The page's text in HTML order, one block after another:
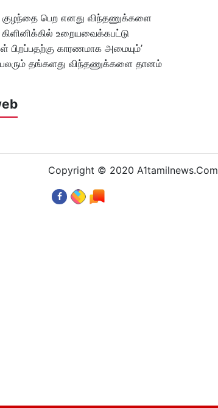
குழந்தை பெற எனது விந்தணுக்களை
உறையவைக்கபட்டு
காரணமாக அமையும்’
பலரும் தங்களது விந்தணுக்களை தானம்
Copyright © 2020 A1tamilnews.Com